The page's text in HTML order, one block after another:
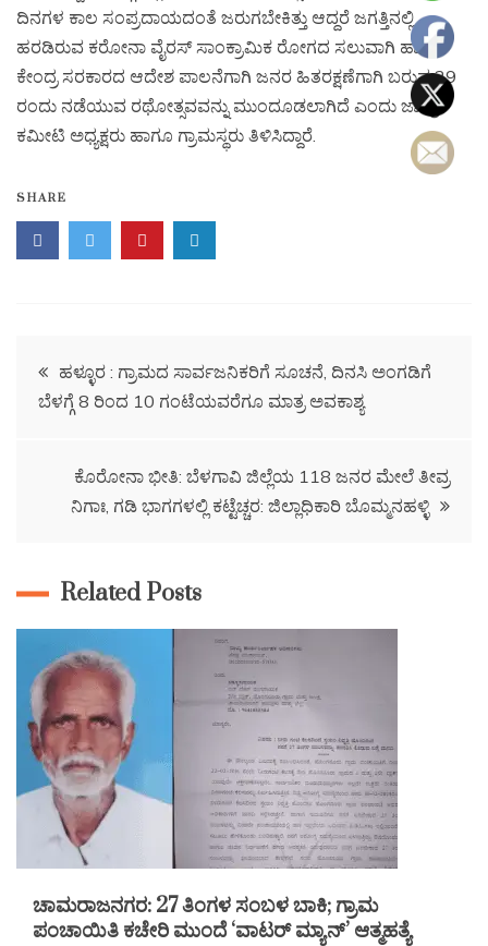
ದಿನಗಳ ಕಾಲ ಸಂಪ್ರದಾಯದಂತೆ ಜರುಗಬೇಕಿತ್ತು ಆದ್ದರೆ ಜಗತ್ತಿನಲ್ಲಿ
ಹರಡಿರುವ ಕರೋನಾ ವೈರಸ್ ಸಾಂಕ್ರಾಮಿಕ ರೋಗದ ಸಲುವಾಗಿ ಹಾಗೂ
ಕೇಂದ್ರ ಸರಕಾರದ ಆದೇಶ ಪಾಲನೆಗಾಗಿ ಜನರ ಹಿತರಕ್ಷಣೆಗಾಗಿ ಬರುವ 29
ರಂದು ನಡೆಯುವ ರಥೋತ್ಸವವನ್ನು ಮುಂದೂಡಲಾಗಿದೆ ಎಂದು ಜಾತ್ರಾ
ಕಮೀಟಿ ಅಧ್ಯಕ್ಷರು ಹಾಗೂ ಗ್ರಾಮಸ್ಥರು ತಿಳಿಸಿದ್ದಾರೆ.
SHARE
ಹಳ್ಳೂರ : ಗ್ರಾಮದ ಸಾರ್ವಜನಿಕರಿಗೆ ಸೂಚನೆ, ದಿನಸಿ ಅಂಗಡಿಗೆ
ಬೆಳಗ್ಗೆ 8 ರಿಂದ 10 ಗಂಟೆಯವರೆಗೂ ಮಾತ್ರ ಅವಕಾಶ್ಯ
ಕೊರೋನಾ ಭೀತಿ: ಬೆಳಗಾವಿ ಜಿಲ್ಲೆಯ 118 ಜನರ ಮೇಲೆ ತೀವ್ರ
ನಿಗಾಃ, ಗಡಿ ಭಾಗಗಳಲ್ಲಿ ಕಟ್ಟೆಚ್ಚರ: ಜಿಲ್ಲಾಧಿಕಾರಿ ಬೊಮ್ಮನಹಳ್ಳಿ
Related Posts
ಚಾಮರಾಜನಗರ: 27 ತಿಂಗಳ ಸಂಬಳ ಬಾಕಿ; ಗ್ರಾಮ
ಪಂಚಾಯಿತಿ ಕಚೇರಿ ಮುಂದೆ ‘ವಾಟರ್ ಮ್ಯಾನ್’ ಆತ್ಮಹತ್ಯೆ